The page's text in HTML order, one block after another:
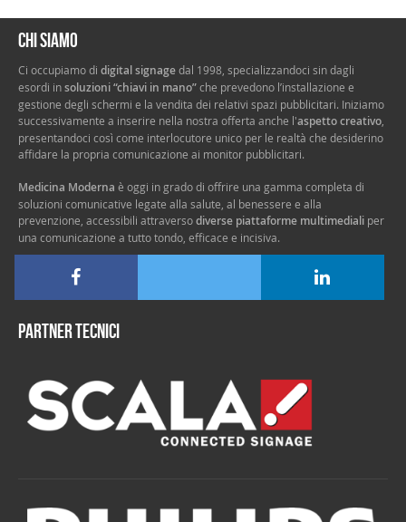
Chi siamo
Ci occupiamo di digital signagedal 1998, specializzandoci sin dagli
esordi insoluzioni “chiavi in mano”che prevedono l’installazione e
gestione degli schermi e la vendita dei relativi spazi pubblicitari. Iniziamo
successivamente a inserire nella nostra offerta anche l'aspetto creativo
presentandoci così come interlocutore unico per le realtà che desiderino
affidare la propria comunicazione ai monitor pubblicitari.
Medicina Moderna è oggi in grado di offrire una gamma completa di
soluzioni comunicative legate alla salute, al benessere e alla
prevenzione, accessibili attraversodiverse piattaforme multimediali per
una comunicazione a tutto tondo, efficace e incisiva.
Partner tecnici